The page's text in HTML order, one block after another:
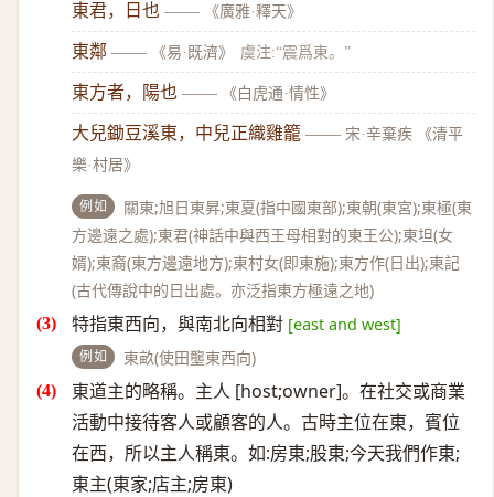
東君，日也 —— 《廣雅·釋天》
東鄰 —— 《易·既濟》 虞注:“震爲東。”
東方者，陽也 —— 《白虎通·情性》
大兒鋤豆溪東，中兒正織雞籠 —— 宋·辛棄疾 《清平
樂·村居》
例如
關東;旭日東昇;東夏(指中國東部);東朝(東宮);東極(東
方邊遠之處);東君(神話中與西王母相對的東王公);東坦(女
婿);東裔(東方邊遠地方);東村女(即東施);東方作(日出);東記
(古代傳說中的日出處。亦泛指東方極遠之地)
特指東西向，與南北向相對 [east and west]
例如 東畝(使田壟東西向)
東道主的略稱。主人 [host;owner]。在社交或商業
活動中接待客人或顧客的人。古時主位在東，賓位
在西，所以主人稱東。如:房東;股東;今天我們作東;
東主(東家;店主;房東)